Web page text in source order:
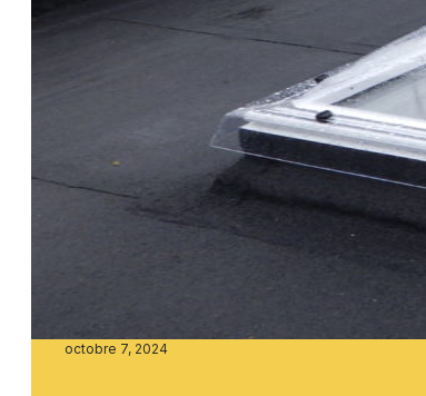
octobre 7, 2024